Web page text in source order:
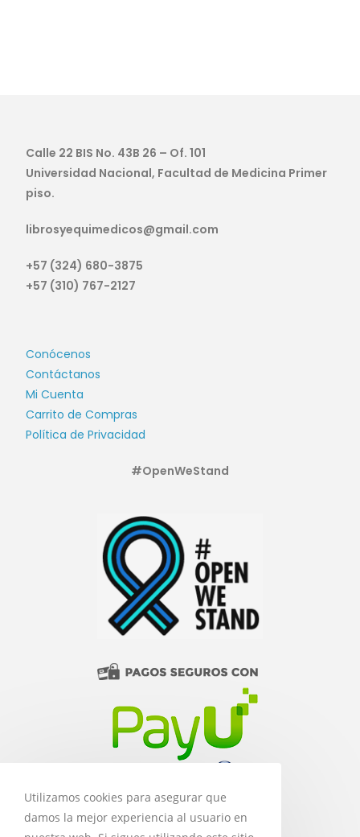
Calle 22 BIS No. 43B 26 – Of. 101
Universidad Nacional, Facultad de Medicina Primer
piso.
librosyequimedicos@gmail.com
+57 (324) 680-3875
+57 (310) 767-2127
Conócenos
Contáctanos
Mi Cuenta
Carrito de Compras
Política de Privacidad
#OpenWeStand
Utilizamos cookies para asegurar que
damos la mejor experiencia al usuario en